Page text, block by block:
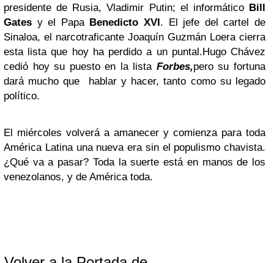
presidente de Rusia, Vladimir Putin; el informático Bill
Gates y el Papa Benedicto XVI. El jefe del cartel de
Sinaloa, el narcotraficante Joaquín Guzmán Loera cierra
esta lista que hoy ha perdido a un puntal.Hugo Chávez
cedió hoy su puesto en la lista Forbes,pero su fortuna
dará mucho que hablar y hacer, tanto como su legado
político.
El miércoles volverá a amanecer y comienza para toda
América Latina una nueva era sin el populismo chavista.
¿Qué va a pasar? Toda la suerte está en manos de los
venezolanos, y de América toda.